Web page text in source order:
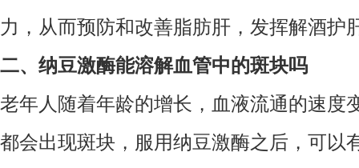
力，从而预防和改善脂肪肝，发挥解酒护
二、纳豆激酶能溶解血管中的斑块吗
老年人随着年龄的增长，血液流通的速度
都会出现斑块，服用纳豆激酶之后，可以